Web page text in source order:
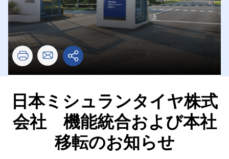
日本ミシュランタイヤ株式
会社 機能統合および本社
移転のお知らせ